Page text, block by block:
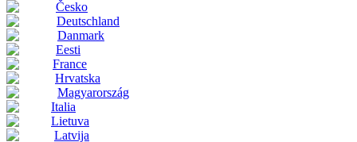
Česko
Deutschland
Danmark
Eesti
France
Hrvatska
Magyarország
Italia
Lietuva
Latvija